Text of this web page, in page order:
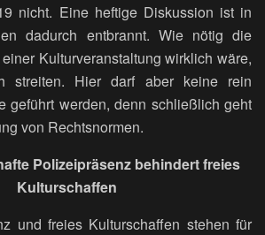
nicht. Eine heftige Diskussion ist in
dadurch entbrannt. Wie nötig die
Kulturveranstaltung wirklich wäre,
streiten. Hier darf aber keine rein
geführt werden, denn schließlich geht
von Rechtsnormen.
Polizeipräsenz behindert freies
Kulturschaffen
und freies Kulturschaffen stehen für